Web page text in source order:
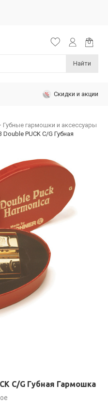
Найти
Скидки и акции
Губные гармошки и аксессуары
Double PUCK C/G Губная
C/G Губная Гармошка